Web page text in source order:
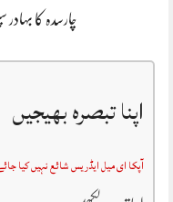
چارسدہ کا
اپنا تبصرہ بھیجیں
آپکا ای میل ایڈریس شائع نہیں کیا